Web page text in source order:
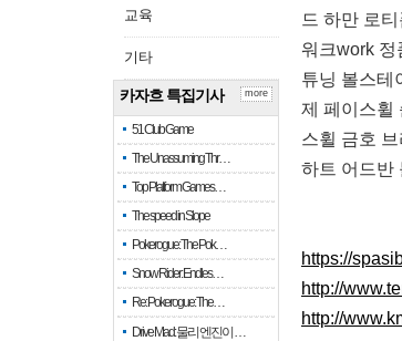
교육
기타
카자흐 특집기사
51 Club Game
The Unassuming Thr…
Top Platform Games…
The speed in Slope
Pokerogue: The Pok…
Snow Rider: Endles…
Re: Pokerogue: The…
Drive Mad: 물리 엔진이 …
more
드 하만 로
워크work 정
튜닝 볼스테
제 페이스휠
스휠 금호
하트 어드반
https://
http://
http://